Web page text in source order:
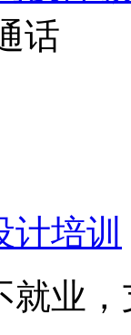
话
培训
就业